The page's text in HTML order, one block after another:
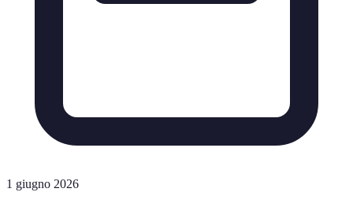
1 giugno 2026